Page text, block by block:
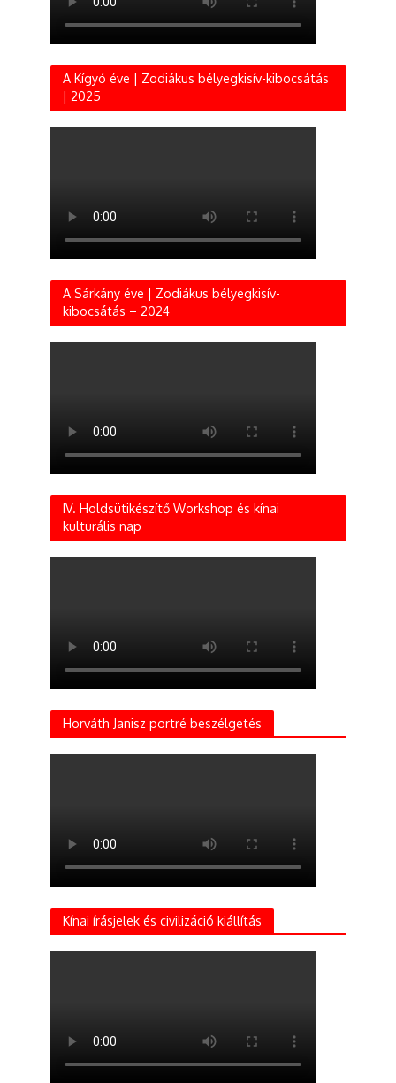
A Kígyó éve | Zodiákus bélyegkisív-kibocsátás
| 2025
A Sárkány éve | Zodiákus bélyegkisív-
kibocsátás – 2024
IV. Holdsütikészítő Workshop és kínai
kulturális nap
Horváth Janisz portré beszélgetés
Kínai írásjelek és civilizáció kiállítás